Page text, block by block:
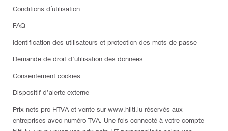
Conditions d´utilisation
FAQ
Identification des utilisateurs et protection des mots de passe
Demande de droit d’utilisation des données
Consentement cookies
Dispositif d’alerte externe
Prix nets pro HTVA et vente sur www.hilti.lu réservés aux
entreprises avec numéro TVA. Une fois connecté à votre compte